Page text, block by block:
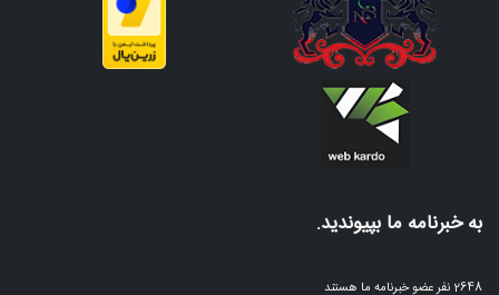
به خبرنامه ما بپیوندید.
2648 نفر عضو خبرنامه ما هستند